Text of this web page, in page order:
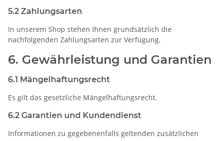
5.2 Zahlungsarten
In unserem Shop stehen Ihnen grundsätzlich die
nachfolgenden Zahlungsarten zur Verfügung.
6. Gewährleistung und Garantien​​​​​​​
6.1 Mängelhaftungsrecht
Es gilt das gesetzliche Mängelhaftungsrecht.
6.2 Garantien und Kundendienst
Informationen zu gegebenenfalls geltenden zusätzlichen